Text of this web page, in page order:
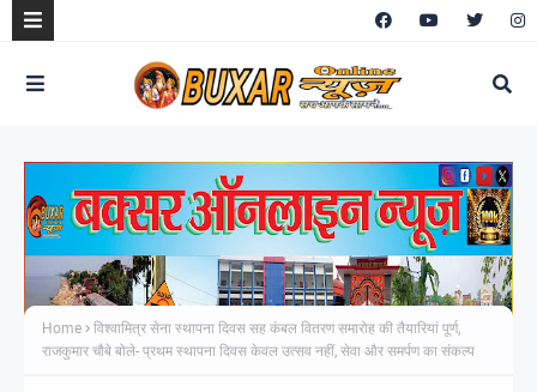
Home
विश्वामित्र सेना स्थापना दिवस सह कंबल वितरण समारोह की तैयारियां पूर्ण,
राजकुमार चौबे बोले- प्रथम स्थापना दिवस केवल उत्सव नहीं, सेवा और समर्पण का संकल्प